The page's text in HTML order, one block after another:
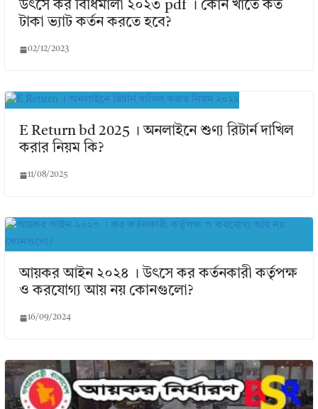
উৎসে কর বিধিমালা ২০২৩ pdf । কোন খাতে কত
টাকা ভ্যাট কর্তন করতে হবে?
02/12/2023
E Return bd 2025 । অনলাইনে শুণ্য রিটার্ন দাখিল
করার নিয়ম কি?
11/08/2025
আয়কর আইন ২০২৪ । উৎসে কর কর্তনকারী কর্তৃপক্ষ
ও করযোগ্য আয় নয় কোনগুলো?
16/09/2024